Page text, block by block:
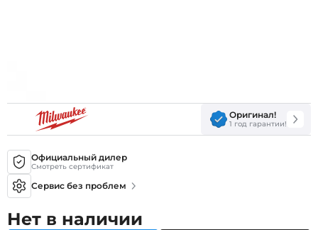
Оригинал!
1 год гарантии!
Официальный дилер
Смотреть сертификат
Сервис без проблем
Нет в наличии